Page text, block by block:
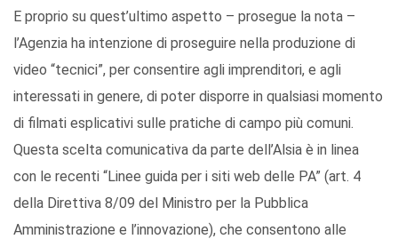
E proprio su quest’ultimo aspetto – prosegue la nota –
l’Agenzia ha intenzione di proseguire nella produzione di
video “tecnici”, per consentire agli imprenditori, e agli
interessati in genere, di poter disporre in qualsiasi momento
di filmati esplicativi sulle pratiche di campo più comuni.
Questa scelta comunicativa da parte dell’Alsia è in linea
con le recenti “Linee guida per i siti web delle PA” (art. 4
della Direttiva 8/09 del Ministro per la Pubblica
Amministrazione e l’innovazione), che consentono alle